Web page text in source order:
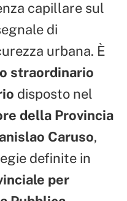
capillare sul
di
urbana. È
straordinario
disposto nel
della Provincia
Caruso,
definite in
per